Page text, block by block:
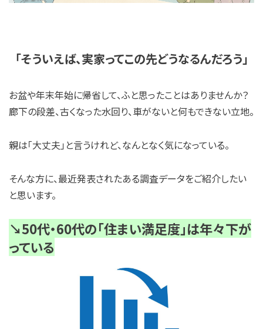
「そういえば、実家ってこの先どうなるんだろう」
お盆や年末年始に帰省して、ふと思ったことはありませんか？
廊下の段差、古くなった水回り、車がないと何もできない立地。
親は「大丈夫」と言うけれど、なんとなく気になっている。
そんな方に、最近発表されたある調査データをご紹介したい
と思います。
↘️50代・60代の「住まい満足度」は年々下が
っている